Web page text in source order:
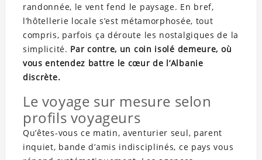
randonnée, le vent fend le paysage. En bref,
l’hôtellerie locale s’est métamorphosée, tout
compris, parfois ça déroute les nostalgiques de la
simplicité. Par contre, un coin isolé demeure, où
vous entendez battre le cœur de l’Albanie
discrète.
Le voyage sur mesure selon
profils voyageurs
Qu’êtes-vous ce matin, aventurier seul, parent
inquiet, bande d’amis indisciplinés, ce pays vous